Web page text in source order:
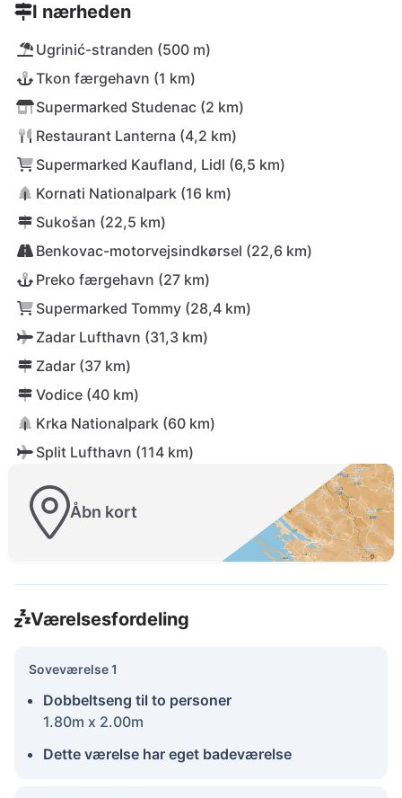
I nærheden
Ugrinić-stranden (500 m)
Tkon færgehavn (1 km)
Supermarked Studenac (2 km)
Restaurant Lanterna (4,2 km)
Supermarked Kaufland, Lidl (6,5 km)
Kornati Nationalpark (16 km)
Sukošan (22,5 km)
Benkovac-motorvejsindkørsel (22,6 km)
Preko færgehavn (27 km)
Supermarked Tommy (28,4 km)
Zadar Lufthavn (31,3 km)
Zadar (37 km)
Vodice (40 km)
Krka Nationalpark (60 km)
Split Lufthavn (114 km)
Åbn kort
Værelsesfordeling
Soveværelse 1
Dobbeltseng til to personer
1.80m x 2.00m
Dette værelse har eget badeværelse